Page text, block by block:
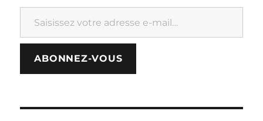
Saisissez votre adresse e-mail…
ABONNEZ-VOUS